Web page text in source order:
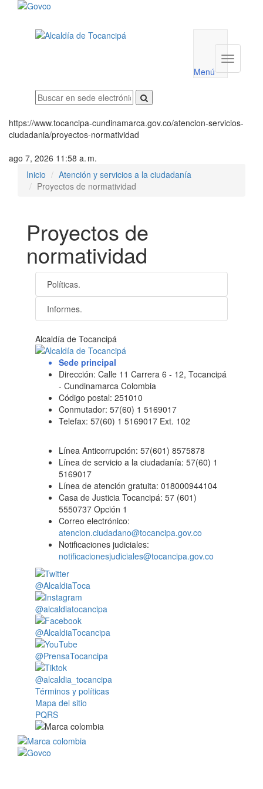
utilidades
Menú
Menú
https://www.tocancipa-cundinamarca.gov.co/atencion-servicios-
ciudadania/proyectos-normatividad
ago 7, 2026 11:58 a. m.
Inicio
Atención y servicios a la ciudadanía
Proyectos de normatividad
Proyectos de
normatividad
Políticas.
Informes.
Alcaldía de Tocancipá
Sede principal
Dirección: Calle 11 Carrera 6 - 12, Tocancipá
- Cundinamarca Colombia
Código postal: 251010
Conmutador: 57(60) 1 5169017
Telefax: 57(60) 1 5169017 Ext. 102
Línea Anticorrupción: 57(601) 8575878
Línea de servicio a la ciudadanía: 57(60) 1
5169017
Línea de atención gratuita: 018000944104
Casa de Justicia Tocancipá: 57 (601)
5550737 Opción 1
Correo electrónico:
atencion.ciudadano@tocancipa.gov.co
Notificaciones judiciales:
notificacionesjudiciales@tocancipa.gov.co
@AlcaldiaToca
@alcaldiatocancipa
@AlcaldiaTocancipa
@PrensaTocancipa
@alcaldia_tocancipa
Términos y políticas
Mapa del sitio
PQRS